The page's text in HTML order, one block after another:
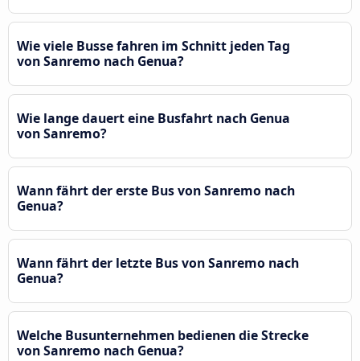
Wie viele Busse fahren im Schnitt jeden Tag
von Sanremo nach Genua?
Wie lange dauert eine Busfahrt nach Genua
von Sanremo?
Wann fährt der erste Bus von Sanremo nach
Genua?
Wann fährt der letzte Bus von Sanremo nach
Genua?
Welche Busunternehmen bedienen die Strecke
von Sanremo nach Genua?